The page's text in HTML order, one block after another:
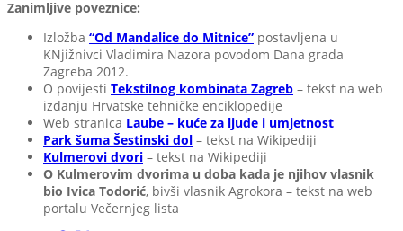
Zanimljive poveznice:
Izložba “Od Mandalice do Mitnice” postavljena u
KNjižnivci Vladimira Nazora povodom Dana grada
Zagreba 2012.
O povijesti Tekstilnog kombinata Zagreb – tekst na web
izdanju Hrvatske tehničke enciklopedije
Web stranica Laube – kuće za ljude i umjetnost
Park šuma Šestinski dol – tekst na Wikipediji
Kulmerovi dvori – tekst na Wikipediji
O Kulmerovim dvorima u doba kada je njihov vlasnik
bio Ivica Todorić, bivši vlasnik Agrokora – tekst na web
portalu Večernjeg lista